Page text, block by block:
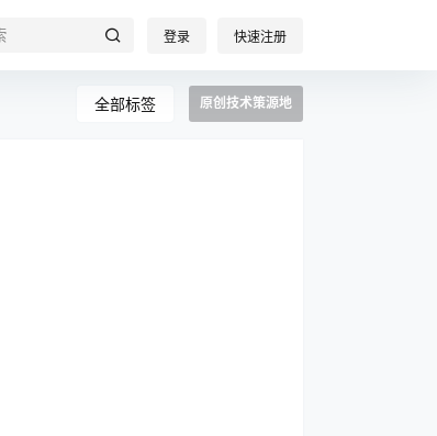
登录 快速注册
全部标签 原创技术策源地